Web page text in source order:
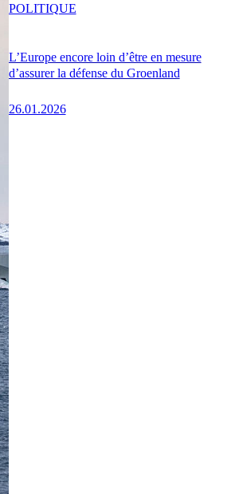
L’Europe encore loin d’être en mesure
d’assurer la défense du Groenland
26.01.2026
POLITIQUE